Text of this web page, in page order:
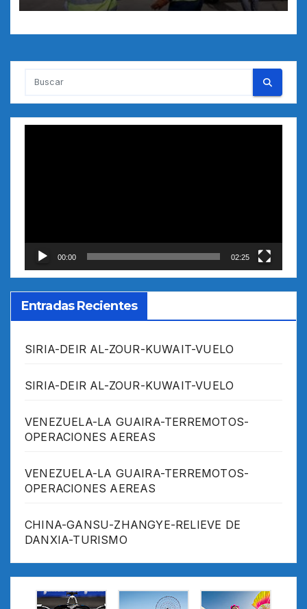
00:00 02:25
Entradas Recientes
SIRIA-DEIR AL-ZOUR-KUWAIT-VUELO
SIRIA-DEIR AL-ZOUR-KUWAIT-VUELO
VENEZUELA-LA GUAIRA-TERREMOTOS-
OPERACIONES AEREAS
VENEZUELA-LA GUAIRA-TERREMOTOS-
OPERACIONES AEREAS
CHINA-GANSU-ZHANGYE-RELIEVE DE
DANXIA-TURISMO